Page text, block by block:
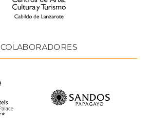
COLABORADORES